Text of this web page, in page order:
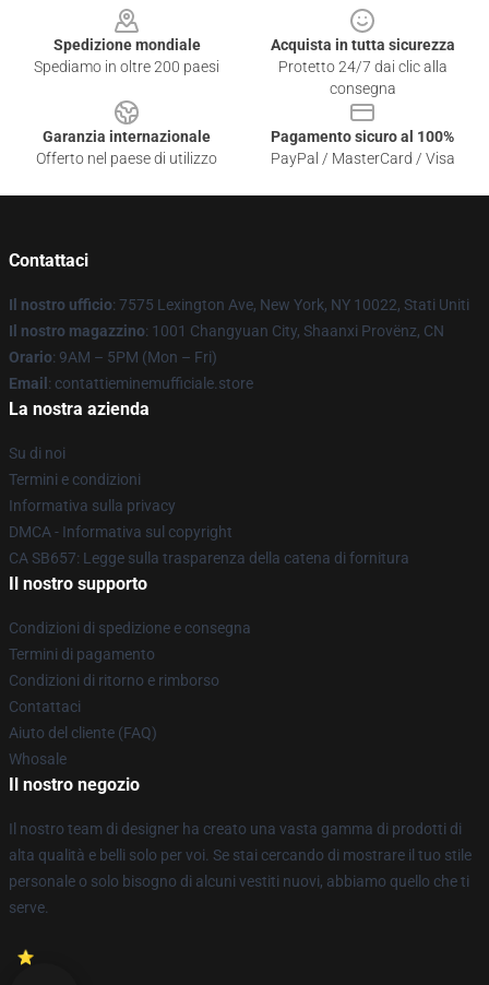
Spedizione mondiale
Spediamo in oltre 200 paesi
Acquista in tutta sicurezza
Protetto 24/7 dai clic alla
consegna
Garanzia internazionale
Offerto nel paese di utilizzo
Pagamento sicuro al 100%
PayPal / MasterCard / Visa
Contattaci
Il nostro ufficio: 7575 Lexington Ave, New York, NY 10022, Stati Uniti
Il nostro magazzino: 1001 Changyuan City, Shaanxi Provënz, CN
Orario: 9AM – 5PM (Mon – Fri)
Email : contattieminemufficiale.store
La nostra azienda
Su di noi
Termini e condizioni
Informativa sulla privacy
DMCA - Informativa sul copyright
CA SB657: Legge sulla trasparenza della catena di fornitura
Il nostro supporto
Condizioni di spedizione e consegna
Termini di pagamento
Condizioni di ritorno e rimborso
Contattaci
Aiuto del cliente (FAQ)
Whosale
Il nostro negozio
Il nostro team di designer ha creato una vasta gamma di prodotti di
alta qualità e belli solo per voi. Se stai cercando di mostrare il tuo stile
personale o solo bisogno di alcuni vestiti nuovi, abbiamo quello che ti
serve.